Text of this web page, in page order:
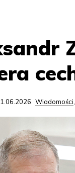
Wiadomości,